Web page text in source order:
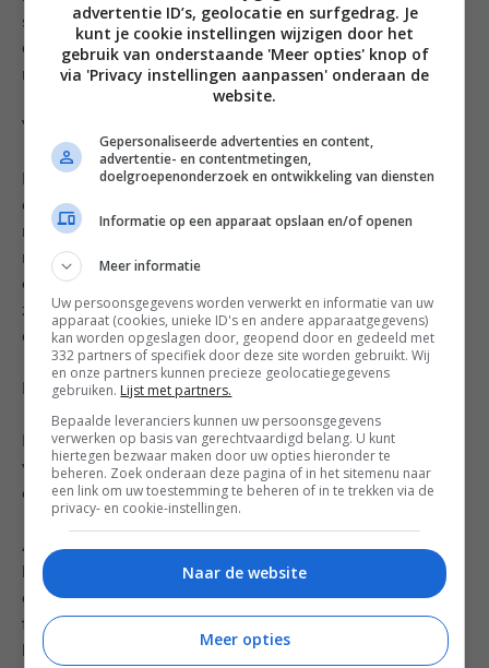
scherp mes. Met een vork prik je een paar gaatjes in
de bodem. Dek de vorm af met vershoudfolie en laat
nog 30 minuten rusten in de koelkast.
Verwarm in de tussentijd de oven voor op 175 graden.
Na 30 minuten haal je de vorm uit de koeling. Bekleed
de bodem met een stuk bakpapier en blindbakvulling,
rijst of munten. Schuif de vorm in de oven en bak 10
minuten met vulling. Haal daarna het bakpapier met
de vulling er voorzichtig uit en bak nog 5 minuten
zonder. De vorm kan nu uit de oven en die laat je iets
afkoelen op een rek.
Dan nu eindelijk tijd voor de frangipane.
Klop de boter en basterdsuiker los met een mixer. Klop
vervolgens de eieren, amandelmeel, bloem en rum
erdoor. Et voilà, meer hoef je niet te doen.
Als je de frangipane alleen met vijgen maakt, zou ik de
bodem van de taart eerst besmeren met een laagje
goede kwaliteit vijgenjam. Daarop schep je de
frangipane die je gelijkmatig verdeeld. Vervolgens
halveer je de vijgen en die druk je met hun kontje in de
advertentie ID’s, geolocatie en surfgedrag. Je
kunt je cookie instellingen wijzigen door het
gebruik van onderstaande 'Meer opties' knop of
via 'Privacy instellingen aanpassen' onderaan de
website.
Gepersonaliseerde advertenties en content,
advertentie- en contentmetingen,
doelgroepenonderzoek en ontwikkeling van diensten
Informatie op een apparaat opslaan en/of openen
Meer informatie
Uw persoonsgegevens worden verwerkt en informatie van uw
apparaat (cookies, unieke ID's en andere apparaatgegevens)
kan worden opgeslagen door, geopend door en gedeeld met
332 partners of specifiek door deze site worden gebruikt. Wij
en onze partners kunnen precieze geolocatiegegevens
gebruiken. Lijst met partners.
Bepaalde leveranciers kunnen uw persoonsgegevens
verwerken op basis van gerechtvaardigd belang. U kunt
hiertegen bezwaar maken door uw opties hieronder te
beheren. Zoek onderaan deze pagina of in het sitemenu naar
een link om uw toestemming te beheren of in te trekken via de
privacy- en cookie-instellingen.
Naar de website
Meer opties